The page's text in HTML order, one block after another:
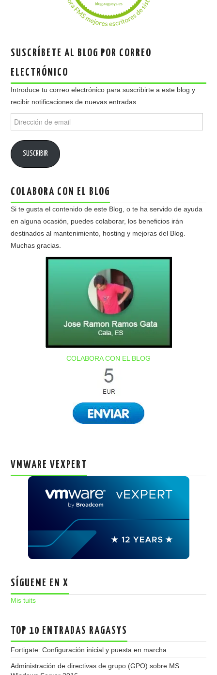
SUSCRÍBETE AL BLOG POR CORREO
ELECTRÓNICO
Introduce tu correo electrónico para suscribirte a este blog y
recibir notificaciones de nuevas entradas.
de
SUSCRIBIR
COLABORA CON EL BLOG
Si te gusta el contenido de este Blog, o te ha servido de ayuda
en alguna ocasión, puedes colaborar, los beneficios irán
destinados al mantenimiento, hosting y mejoras del Blog.
Muchas gracias.
COLABORA CON EL BLOG
VMWARE VEXPERT
SÍGUEME EN X
Mis tuits
TOP 10 ENTRADAS RAGASYS
Fortigate: Configuración inicial y puesta en marcha
Administración de directivas de grupo (GPO) sobre MS